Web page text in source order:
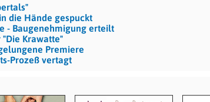
die Hände gespuckt
- Baugenehmigung erteilt
"Die Krawatte"
Premiere
Prozeß vertagt